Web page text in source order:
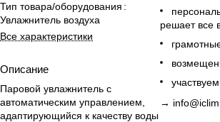
Тип товара/оборудования :
Увлажнитель воздуха
Все характеристики
Описание
Паровой увлажнитель с
автоматическим управлением,
адаптирующийся к качеству воды
решает все
→